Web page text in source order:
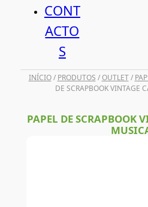
CONT
ACTO
S
INÍCIO/ PRODUTOS /OUTLET/
DE SCRAPBOOK VINTAGE
PAPEL DE SCRAPBOOK